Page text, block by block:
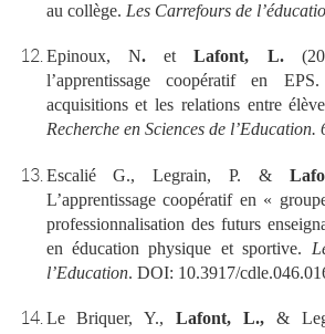
au collège. Les Carrefours de
Epinoux, N.etLafont, L.
l’apprentissage coopératif en
acquisitions et les relations entre
Recherche en Sciences de l’Education.
Escalié G., Legrain, P. &
L’apprentissage coopératif en «
professionnalisation des futurs
en éducation physique et sportive.
l’Education. DOI: 10.3917/
Le Briquer, Y.,Lafont, L., &